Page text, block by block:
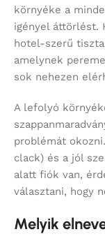
környéke a
igényel áttörlést.
hotel-szerű
amelynek
sok nehezen
A lefolyó
problémát
clack) és a jól
alatt fiók van,
választani, hogy
Melyik